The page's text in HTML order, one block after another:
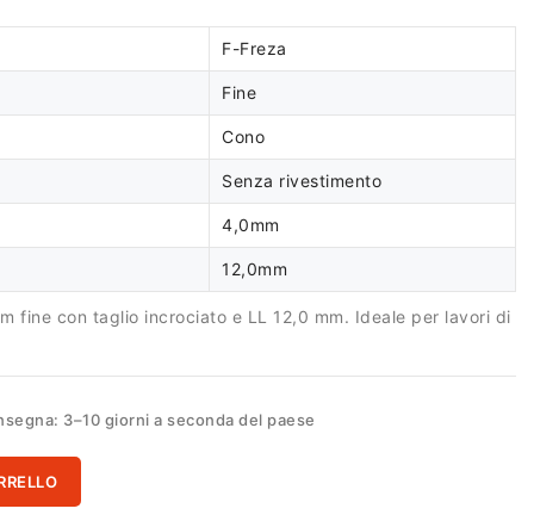
F-Freza
Fine
Cono
Senza rivestimento
4,0mm
12,0mm
fine con taglio incrociato e LL 12,0 mm. Ideale per lavori di
3–10 giorni a seconda del paese